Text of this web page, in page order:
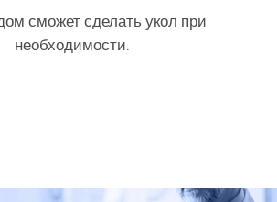
сможет сделать укол при
необходимости.